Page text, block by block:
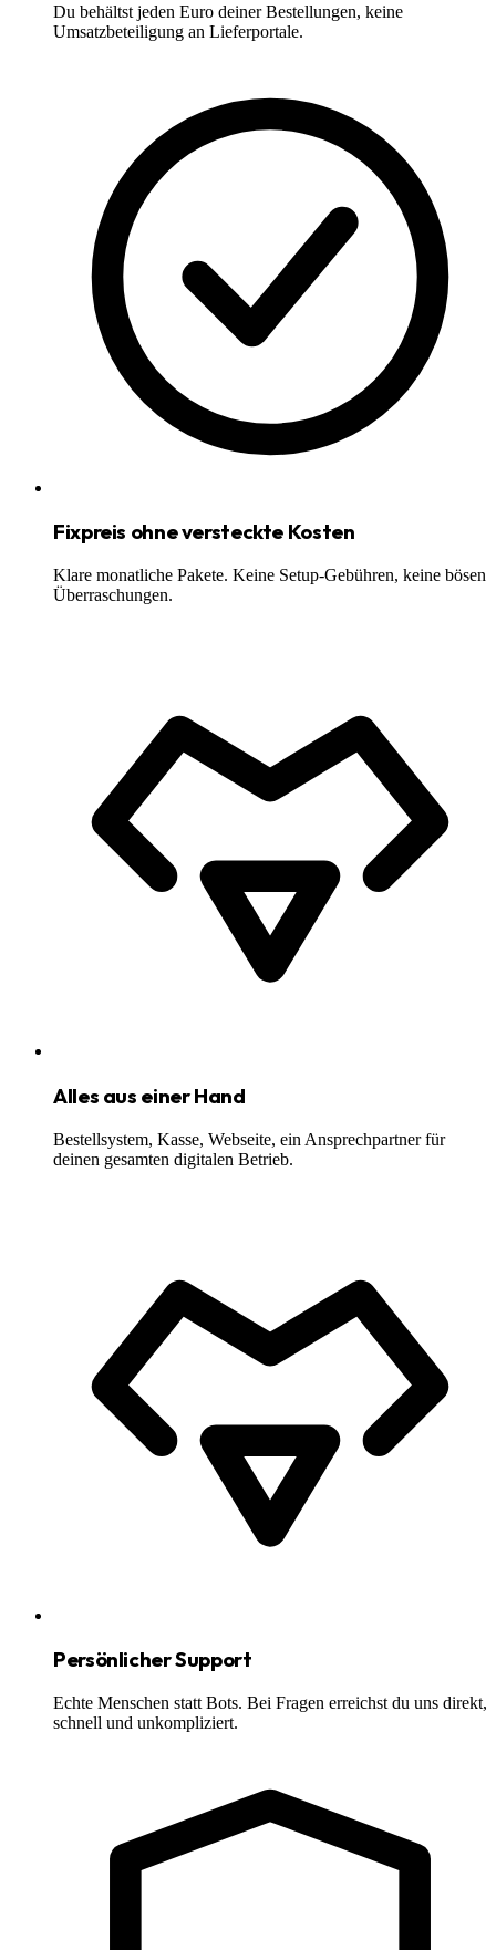
Du behältst jeden Euro deiner Bestellungen, keine
Umsatzbeteiligung an Lieferportale.
Fixpreis ohne versteckte Kosten
Klare monatliche Pakete. Keine Setup-Gebühren, keine bösen
Überraschungen.
Alles aus einer Hand
Bestellsystem, Kasse, Webseite, ein Ansprechpartner für
deinen gesamten digitalen Betrieb.
Persönlicher Support
Echte Menschen statt Bots. Bei Fragen erreichst du uns direkt,
schnell und unkompliziert.